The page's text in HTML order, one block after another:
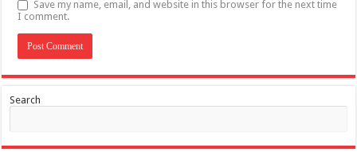
Save my name, email, and website in this browser for the next time
I comment.
Search